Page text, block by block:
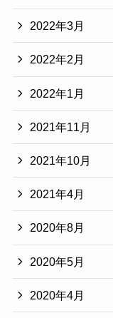
2022年3月
2022年2月
2022年1月
2021年11月
2021年10月
2021年4月
2020年8月
2020年5月
2020年4月